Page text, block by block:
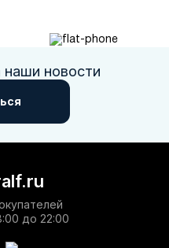
новости
до 22:00